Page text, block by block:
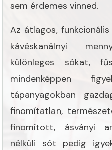
sem érdemes vinned.
Az átlagos,
kávéskanálnyi
különleges sókat,
mindenképpen
tápanyagokban
finomítatlan,
finomított, ásványi
nélküli sót pedig